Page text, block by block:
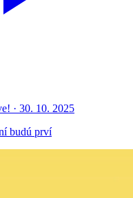
· 30. 10. 2025
budú prví